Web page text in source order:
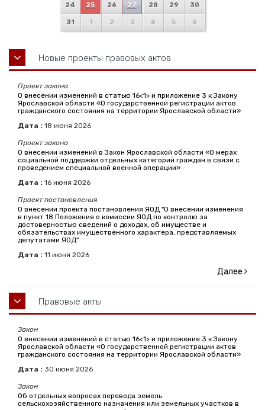
24 25 26 27 28 29 30
31 1 2 3 4 5 6
Новые проекты правовых актов
Проект закона
О внесении изменений в статью 16<1> и приложение 3 к Закону
Ярославской области «О государственной регистрации актов
гражданского состояния на территории Ярославской области»
Дата : 18 июня 2026
Проект закона
О внесении изменений в Закон Ярославской области «О мерах
социальной поддержки отдельных категорий граждан в связи с
проведением специальной военной операции»
Дата : 16 июня 2026
Проект постановления
О внесении проекта постановления ЯОД "О внесении изменения
в пункт 18 Положения о комиссии ЯОД по контролю за
достоверностью сведений о доходах, об имуществе и
обязательствах имущественного характера, представляемых
депутатами ЯОД"
Дата : 11 июня 2026
Далее
Правовые акты
Закон
О внесении изменений в статью 16<1> и приложение 3 к Закону
Ярославской области «О государственной регистрации актов
гражданского состояния на территории Ярославской области»
Дата : 30 июня 2026
Закон
Об отдельных вопросах перевода земель
сельскохозяйственного назначения или земельных участков в